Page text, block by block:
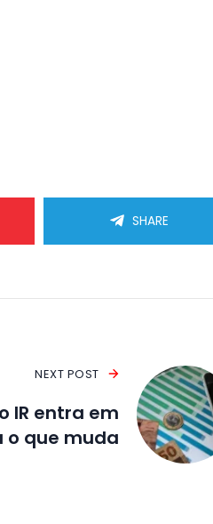
SHARE
NEXT POST
IR entra em
o que muda